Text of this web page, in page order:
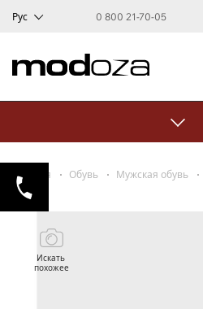
Рус 0 800 21-70-05
Главная Обувь Мужская обувь
Искать
похожее